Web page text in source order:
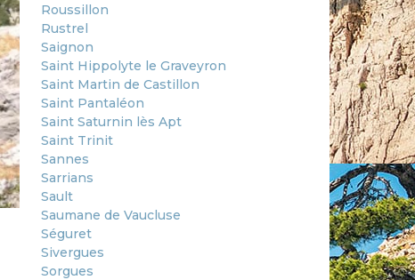
Roussillon
Rustrel
Saignon
Saint Hippolyte le Graveyron
Saint Martin de Castillon
Saint Pantaléon
Saint Saturnin lès Apt
Saint Trinit
Sannes
Sarrians
Sault
Saumane de Vaucluse
Séguret
Sivergues
Sorgues